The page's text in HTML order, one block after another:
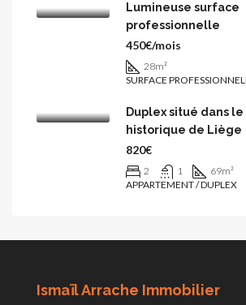
Lumineuse surface
professionnelle
450€/mois
28m²
SURFACE
Duplex situé dans
historique de Liège
820€
2 1 69m²
APPARTEMENT / DUPLEX
Ismaïl Arrache Immobilier